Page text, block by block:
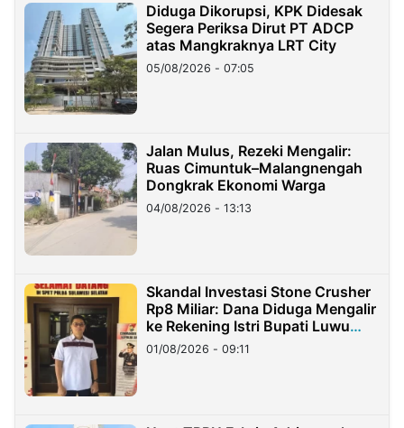
Diduga Dikorupsi, KPK Didesak
Segera Periksa Dirut PT ADCP
atas Mangkraknya LRT City
05/08/2026 - 07:05
Jalan Mulus, Rezeki Mengalir:
Ruas Cimuntuk–Malangnengah
Dongkrak Ekonomi Warga
04/08/2026 - 13:13
Skandal Investasi Stone Crusher
Rp8 Miliar: Dana Diduga Mengalir
ke Rekening Istri Bupati Luwu
Timur
01/08/2026 - 09:11